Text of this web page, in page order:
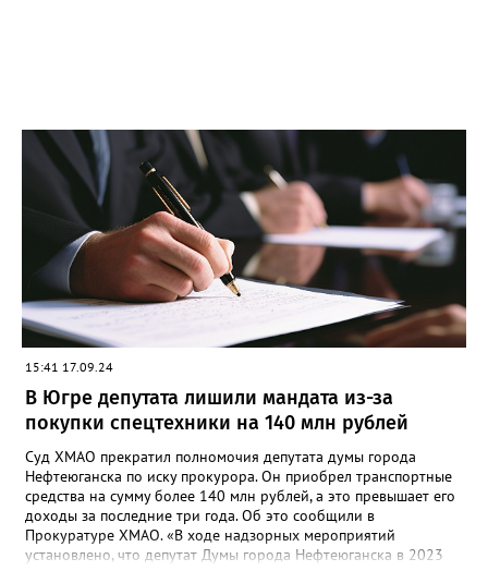
15:41 17.09.24
В Югре депутата лишили мандата из-за
покупки спецтехники на 140 млн рублей
Суд ХМАО прекратил полномочия депутата думы города
Нефтеюганска по иску прокурора. Он приобрел транспортные
средства на сумму более 140 млн рублей, а это превышает его
доходы за последние три года. Об это сообщили в
Прокуратуре ХМАО. «В ходе надзорных мероприятий
установлено, что депутат Думы города Нефтеюганска в 2023